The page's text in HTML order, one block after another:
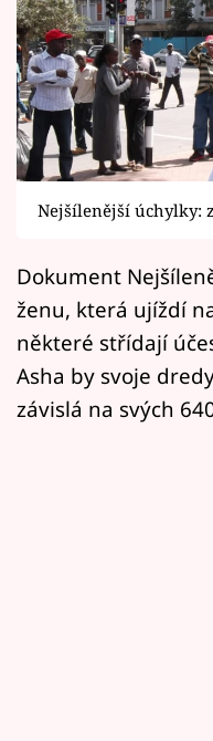
Seriály
Horoskopy
Sledujte prima+
Filmový festival
Mámy sobě
Přihlášení
Nejšílenější úchylky:
Dokument
ženu, která ujíždí
některé střídají
Asha by svoje
závislá na svých